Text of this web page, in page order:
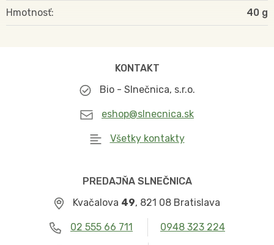
Hmotnosť 40
KONTAKT
Bio - Slnečnica, s.r.o.
eshop@slnecnica.sk
Všetky kontakty
PREDAJŇA SLNEČNICA
Kvačalova 49, 821 08 Bratislava
02 555 66 711 0948 323 224